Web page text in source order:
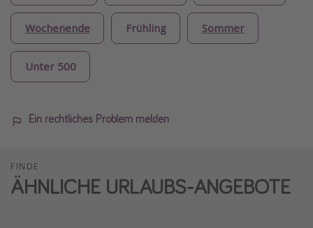
Wochenende Frühling Sommer
Unter 500
Ein rechtliches Problem melden
FINDE
ÄHNLICHE URLAUBS-ANGEBOTE